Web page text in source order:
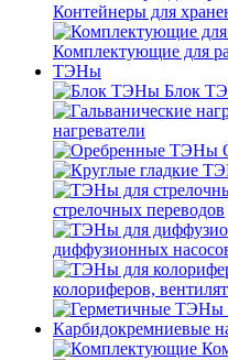
Контейнеры для
Комплектующие для
ТЭНы
Блок
нагреватели
стрелочных переводов
диффузионных
колориферов,
Карбидокремниевые